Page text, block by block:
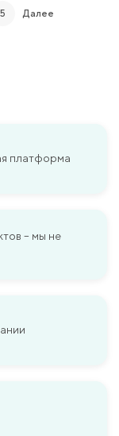
5 Далее
платформа
– мы не